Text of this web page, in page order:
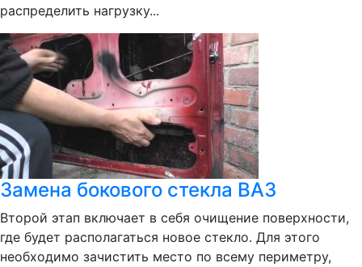
распределить нагрузку...
Замена бокового стекла ВАЗ
Второй этап включает в себя очищение поверхности,
где будет располагаться новое стекло. Для этого
необходимо зачистить место по всему периметру,